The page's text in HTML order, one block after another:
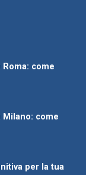
come
Milano: come
per la tua